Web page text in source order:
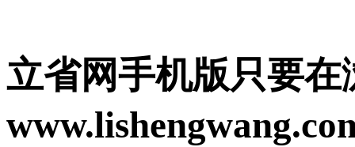
立省网手机版只要在